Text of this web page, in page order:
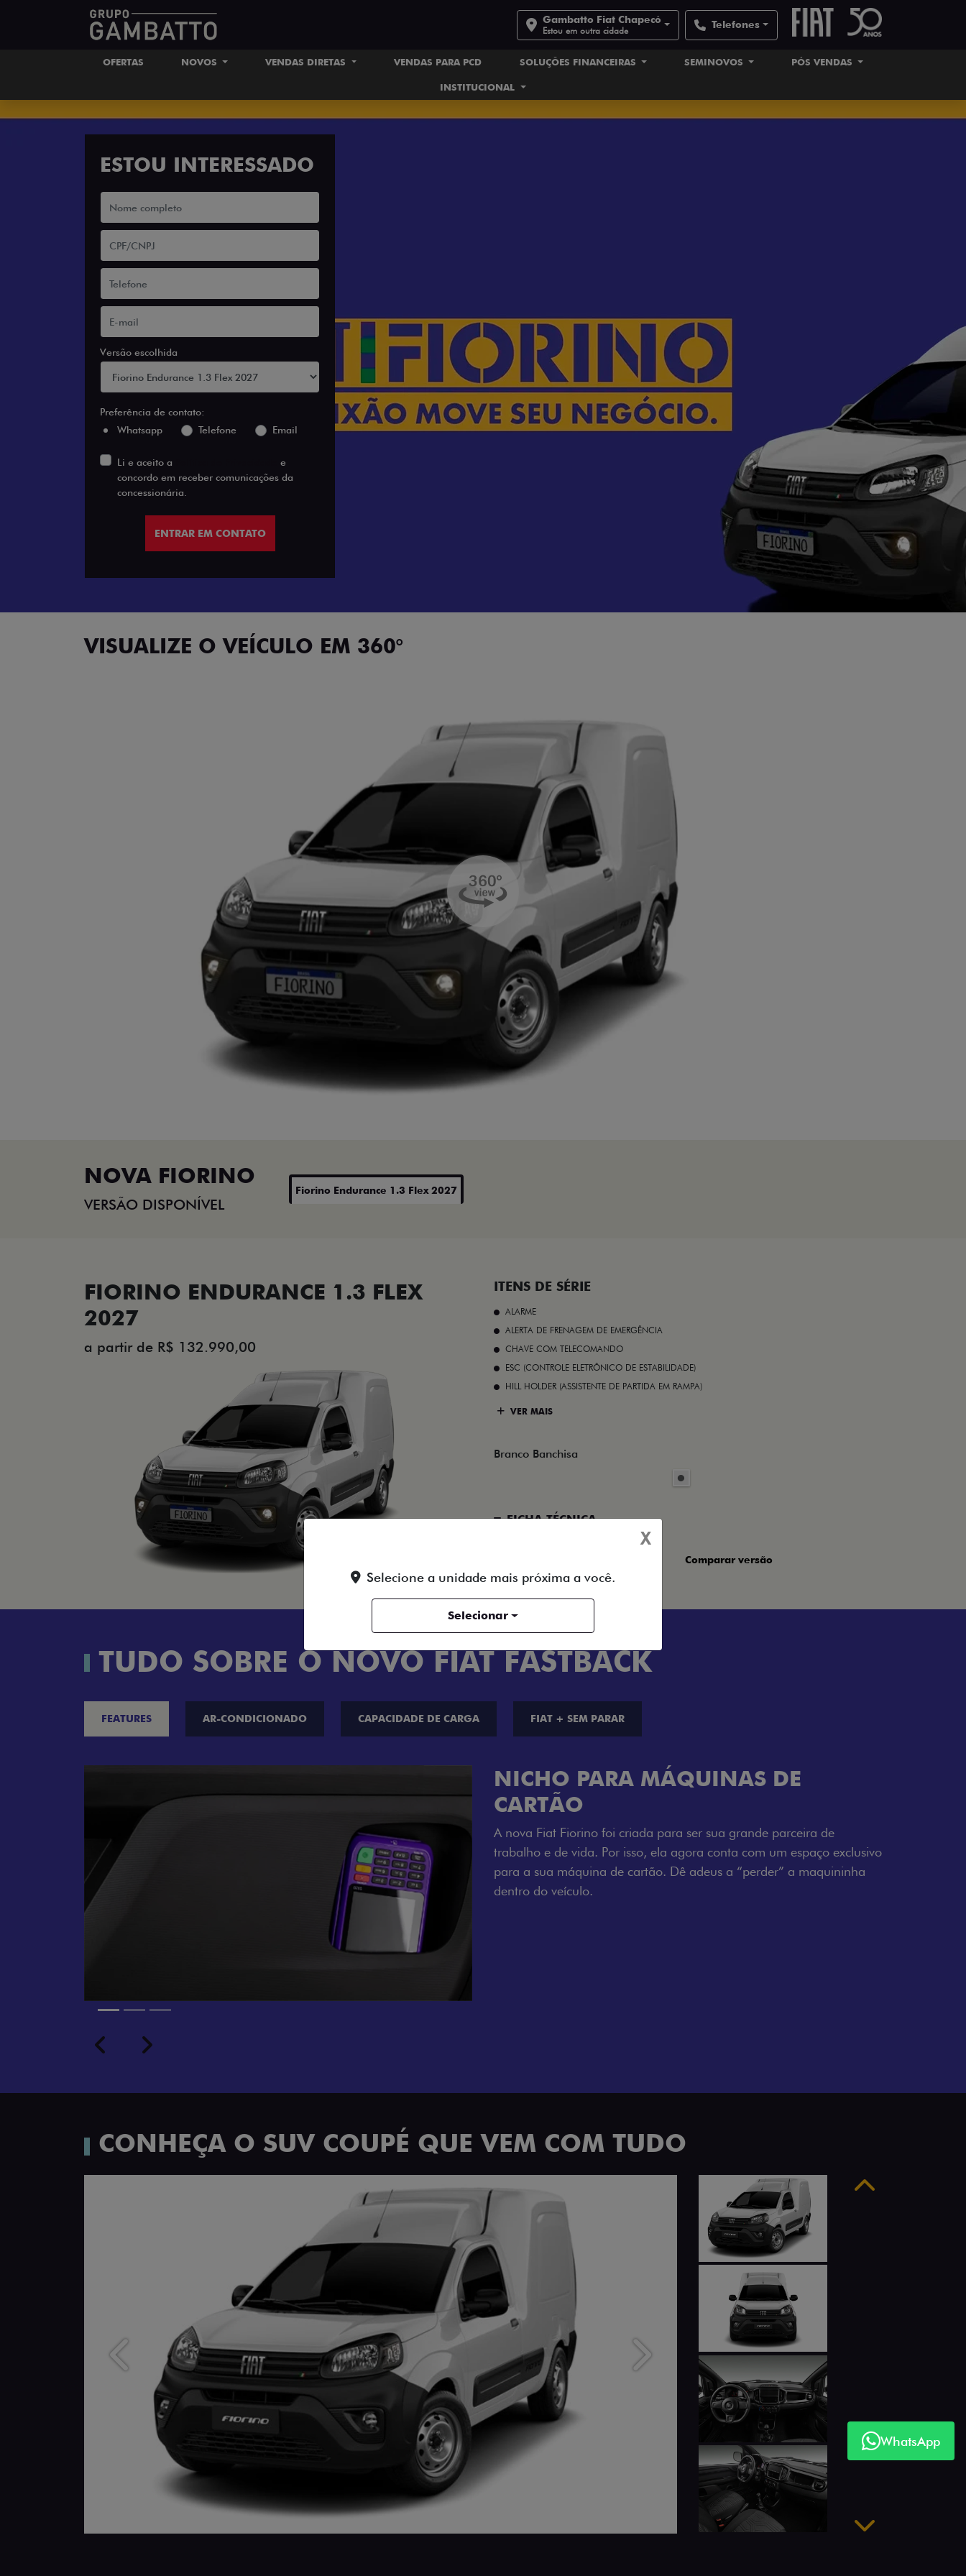
Gambatto Fiat Chapecó
Estou em outra cidade Telefones
OFERTAS NOVOS VENDAS DIRETAS VENDAS PARA PCD SOLUÇÕES FINANCEIRAS SEMINOVOS PÓS VENDAS
INSTITUCIONAL
ESTOU INTERESSADO
Versão escolhida
Preferência de contato:
Whatsapp
Telefone Email
Li e aceito a
e
concordo em receber comunicações da
concessionária.
ENTRAR EM CONTATO
VISUALIZE O VEÍCULO EM 360°
NOVA FIORINO
VERSÃO DISPONÍVEL
Fiorino Endurance 1.3 Flex 2027
FIORINO ENDURANCE 1.3 FLEX
2027
a partir de R$ 132.990,00
ITENS DE SÉRIE
ALARME
ALERTA DE FRENAGEM DE EMERGÊNCIA
CHAVE COM TELECOMANDO
ESC (CONTROLE ELETRÔNICO DE ESTABILIDADE)
HILL HOLDER (ASSISTENTE DE PARTIDA EM RAMPA)
VER MAIS
Branco Banchisa
FICHA TÉCNICA
Comparar versão
TUDO SOBRE O NOVO FIAT FASTBACK
FEATURES AR-CONDICIONADO CAPACIDADE DE CARGA FIAT + SEM PARAR
CHAVE COM TELECOMANDO
Agora, a chave da sua nova Fiorino pode abrir o veículo também à
distância, e não mais somente pela fechadura. São detalhes como
esse que trazem ainda mais fluidez para o seu dia de trabalho.
CONHEÇA O SUV COUPÉ QUE VEM COM TUDO
WhatsApp
X
Selecione a unidade mais próxima a você.
Selecionar